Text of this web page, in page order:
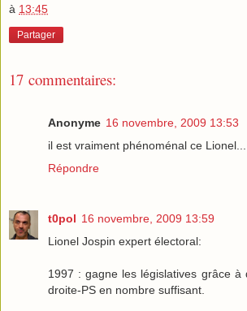
à 13:45
Partager
17 commentaires:
Anonyme 16 novembre, 2009 13:53
il est vraiment phénoménal ce Lionel...
Répondre
t0pol 16 novembre, 2009 13:59
Lionel Jospin expert électoral:
1997 : gagne les législatives grâce à
droite-PS en nombre suffisant.